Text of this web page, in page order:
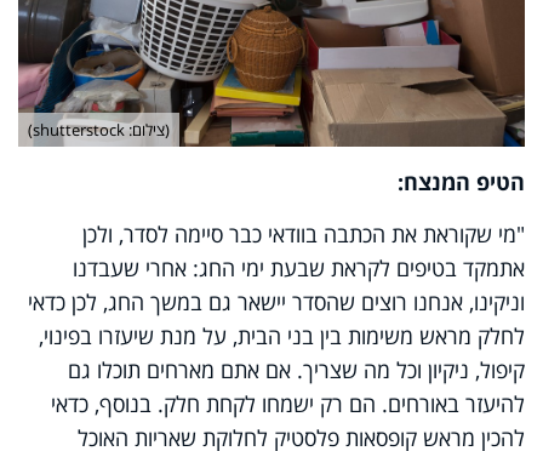
(צילום: shutterstock)
הטיפ המנצח:
"מי שקוראת את הכתבה בוודאי כבר סיימה לסדר, ולכן
אתמקד בטיפים לקראת שבעת ימי החג: אחרי שעבדנו
וניקינו, אנחנו רוצים שהסדר יישאר גם במשך החג, לכן כדאי
לחלק מראש משימות בין בני הבית, על מנת שיעזרו בפינוי,
קיפול, ניקיון וכל מה שצריך. אם אתם מארחים תוכלו גם
להיעזר באורחים. הם רק ישמחו לקחת חלק. בנוסף, כדאי
להכין מראש קופסאות פלסטיק לחלוקת שאריות האוכל